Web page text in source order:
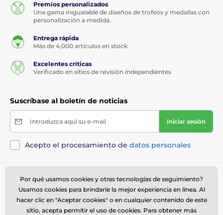
Premios personalizados
Una gama inigualable de diseños de trofeos y medallas con
personalización a medida.
Entrega rápida
Más de 4,000 artículos en stock
Excelentes críticas
Verificado en sitios de revisión independientes
Suscríbase al boletín de noticias
Introduzca aquí su e-mail Iniciar sesión
Acepto el procesamiento de datos personales
Necesita ayuda ? online
El servicio de atención al cliente está disponible
614 235 3069
Por qué usamos cookies y otras tecnologías de seguimiento?
Usamos cookies para brindarle la mejor experiencia en línea. Al
hacer clic en "Aceptar cookies" o en cualquier contenido de este
sitio, acepta permitir el uso de cookies. Para obtener más